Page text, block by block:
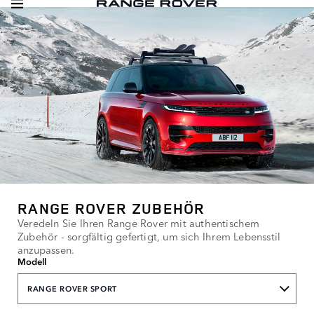
RANGE ROVER ZUBEHÖR
Veredeln Sie Ihren Range Rover mit authentischem
Zubehör - sorgfältig gefertigt, um sich Ihrem Lebensstil
anzupassen.
Modell
RANGE ROVER SPORT